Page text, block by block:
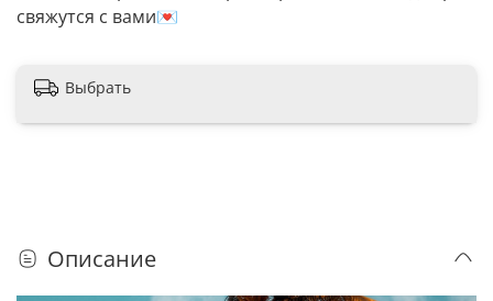
свяжутся с вами💌
Выбрать
Описание